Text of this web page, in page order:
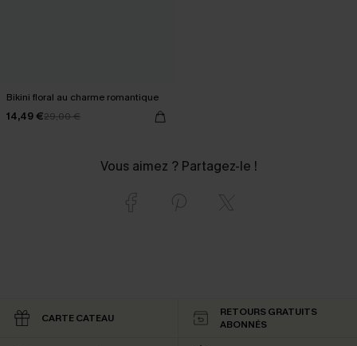
Bikini floral au charme romantique
14,49 €29,00 €
Vous aimez ? Partagez-le !
CARTE CATEAU
RETOURS GRATUITS
ABONNÉS